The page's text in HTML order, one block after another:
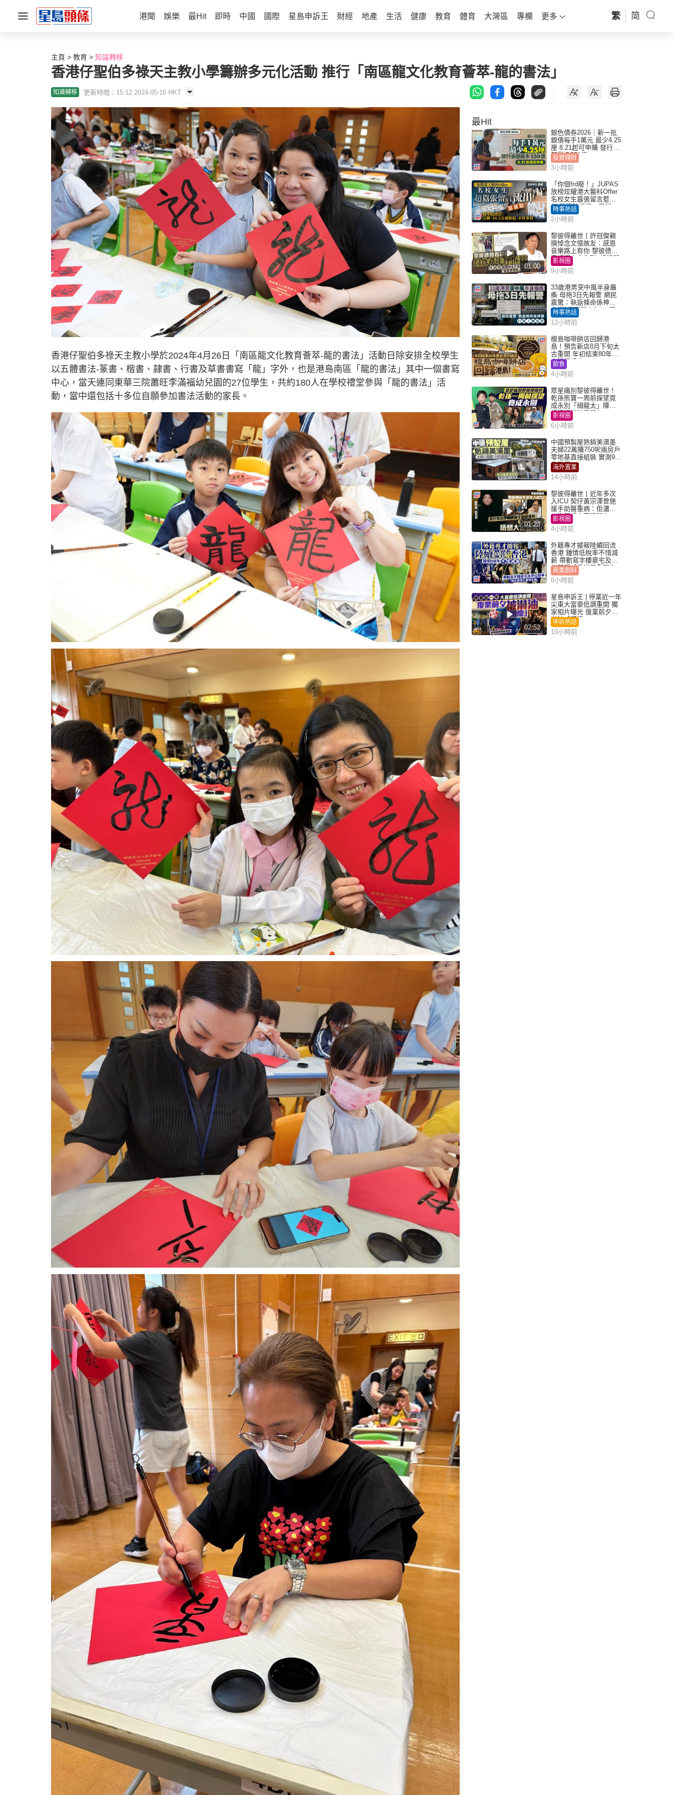
港聞 娛樂 最Hit 即時 中國 國際 星島申訴王 財經 地產 生活 健康 教育 體育 大灣區 專欄 更多 繁 简
主頁 教育 知識轉移
香港仔聖伯多祿天主教小學籌辦多元化活動 推行「南區龍文化教育薈萃-龍的書法」
知識轉移 更新時間：15:12 2024-05-16 HKT
香港仔聖伯多祿天主教小學於2024年4月26日「南區龍文化教育薈萃-龍的書法」活動日除安排全校學生
以五體書法-篆書、楷書、隷書、行書及草書書寫「龍」字外，也是港島南區「龍的書法」其中一個書寫
中心，當天連同東華三院蕭旺李滿福幼兒園的27位學生，共約180人在學校禮堂參與「龍的書法」活
動，當中還包括十多位自願參加書法活動的家長。
最Hit
銀色債券2026｜新一批
銀債每手1萬元 最少4.25
厘 8.21起可申購 發行金
額最多550億
投資理財
3小時前
「你個frd廢！」JUPAS
放榜炫耀港大醫科Offer
名校女生囂張留言惹眾
怒 醫學院澄清：宣稱
「40.5分獲錄取」不符事
實｜Juicy叮
時事熱話
2小時前
01:00
黎彼得離世丨許冠傑親
撰悼念文憶故友：感恩
音樂路上有你 黎彼德曾
直認唔夾合作7年終拆夥
影視圈
9小時前
33歲港男突中風半身癱
瘓 母拖3日先報警 網民
震驚：執返條命係神蹟
自爆2個惡習｜Juicy叮
時事熱話
12小時前
檀島咖啡餅店回歸港
島！預告新店8月下旬太
古重開 年初結束80年歷
史灣仔總店
飲食
4小時前
眾星痛別黎彼得離世！
乾孫熊寶一周前探望竟
成永別「細龍太」陳思
圻淚憶唉吔男朋友
影視圈
6小時前
中國預製屋熱銷美澳墨
夫婦22萬購750呎兩房戶
零地基直接組裝 實測9個
月激讚
海外置業
14小時前
01:23
黎彼得離世丨近年多次
入ICU 契仔黃宗澤曾施
援手助醫重病：佢瀟灑
一生唔想大家唔開心
影視圈
4小時前
外籍專才據報陸續回流
香港 鍾情低稅率不惜減
薪 帶動寫字樓豪宅及學
位競爭「香港已重現生
機」
商業創科
6小時前
02:52
星島申訴王 | 停業近一年
尖東大富豪低調重開 獨
家相片曝光 復業前夕被
淋油「贈慶」
申訴熱話
10小時前